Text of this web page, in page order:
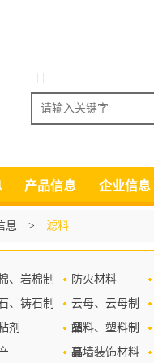
搜索
产品信息 企业信息
息 > 滤料
、岩棉制
防火材料
、铸石制
云母、云母制
品
剂
塑料、塑料制
品
幕墙装饰材料